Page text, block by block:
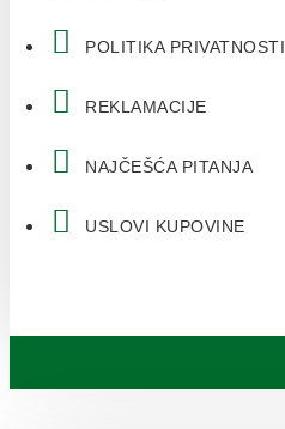
POLITIKA PRIVATNOSTI
REKLAMACIJE
NAJČEŠĆA PITANJA
USLOVI KUPOVINE